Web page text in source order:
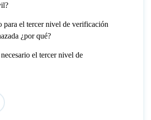
para el tercer nivel de verificación
¿por qué?
necesario el tercer nivel de